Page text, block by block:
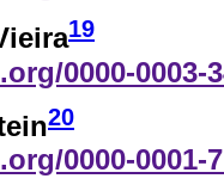
19
0000-0003-
20
0000-0001-